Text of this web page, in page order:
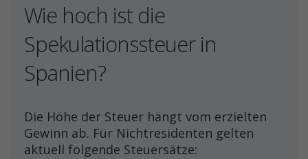
Wie hoch ist die
Spekulationssteuer in
Spanien?
Die Höhe der Steuer hängt vom erzielten
Gewinn ab. Für Nichtresidenten gelten
aktuell folgende Steuersätze: